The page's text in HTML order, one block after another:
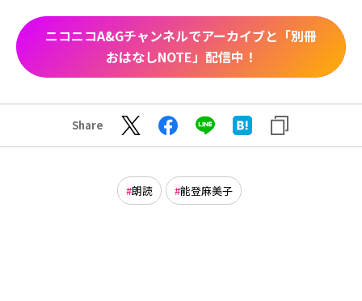
ニコニコA&Gチャンネルでアーカイブと「別冊
おはなしNOTE」配信中！
Share
朗読 能登麻美子